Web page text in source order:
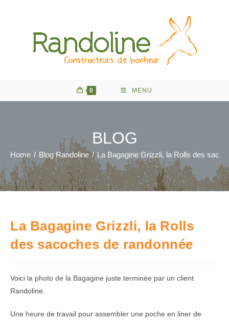
0 MENU
BLOG
Home / Blog Randoline / La Bagagine Grizzli, la Rolls des
La Bagagine Grizzli, la Rolls
des sacoches de randonnée
Voici la photo de la Bagagine juste terminée par un client
Randoline.
Une heure de travail pour assembler une poche en liner de